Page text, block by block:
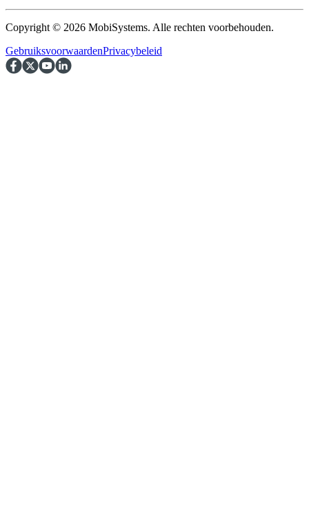
Copyright © 2026 MobiSystems. Alle rechten voorbehouden.
GebruiksvoorwaardenPrivacybeleid